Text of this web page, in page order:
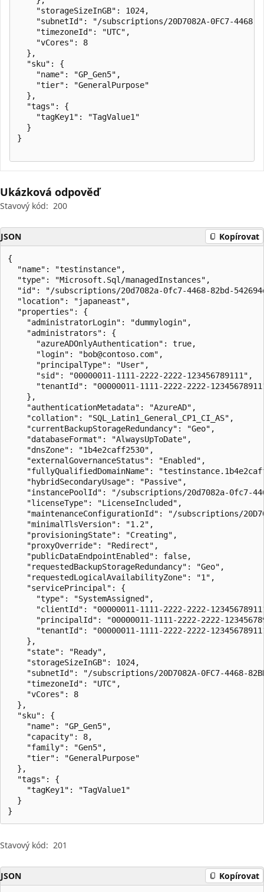
    "storageSizeInGB": 1024,
"subnetId": "/subscriptions/20D7082A-0FC7-
    "timezoneId": "UTC",
    "vCores": 8
  },
  "sku": {
    "name": "GP_Gen5",
    "tier": "GeneralPurpose"
  },
  "tags": {
    "tagKey1": "TagValue1"
  }
}
Ukázková odpověď
Stavový kód: 200
JSON Kopírovat
{
  "name": "testinstance",
  "type": "Microsoft.Sql/managedInstances",
"id": "/subscriptions/20d7082a-0fc7-4468-82bd-
  "location": "japaneast",
  "properties": {
    "administratorLogin": "dummylogin",
    "administrators": {
      "azureADOnlyAuthentication": true,
      "login": "bob@contoso.com",
      "principalType": "User",
      "sid": "00000011-1111-2222-2222-123456789111",
"tenantId": "00000011-1111-2222-2222-
    },
    "authenticationMetadata": "AzureAD",
    "collation": "SQL_Latin1_General_CP1_CI_AS",
    "currentBackupStorageRedundancy": "Geo",
    "databaseFormat": "AlwaysUpToDate",
    "dnsZone": "1b4e2caff2530",
    "externalGovernanceStatus": "Enabled",
"fullyQualifiedDomainName":
    "hybridSecondaryUsage": "Passive",
"instancePoolId": "/subscriptions/20d7082a-0fc7-
    "licenseType": "LicenseIncluded",
"maintenanceConfigurationId": "/subscriptions/
    "minimalTlsVersion": "1.2",
    "provisioningState": "Creating",
    "proxyOverride": "Redirect",
    "publicDataEndpointEnabled": false,
    "requestedBackupStorageRedundancy": "Geo",
    "requestedLogicalAvailabilityZone": "1",
    "servicePrincipal": {
      "type": "SystemAssigned",
"clientId": "00000011-1111-2222-2222-
"principalId": "00000011-1111-2222-2222-
"tenantId": "00000011-1111-2222-2222-
    },
    "state": "Ready",
    "storageSizeInGB": 1024,
"subnetId": "/subscriptions/20D7082A-0FC7-4468-
    "timezoneId": "UTC",
    "vCores": 8
  },
  "sku": {
    "name": "GP_Gen5",
    "capacity": 8,
    "family": "Gen5",
    "tier": "GeneralPurpose"
  },
  "tags": {
    "tagKey1": "TagValue1"
  }
}
Stavový kód: 201
JSON Kopírovat